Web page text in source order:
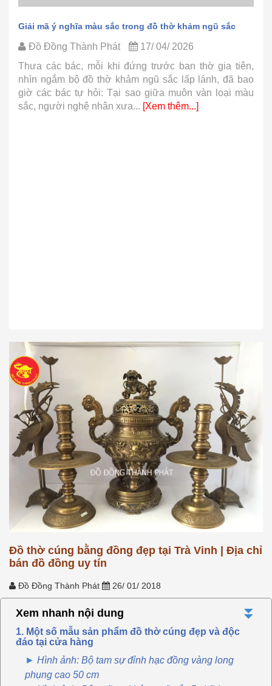
Giải mã ý nghĩa màu sắc trong đồ thờ khảm ngũ sắc
Đồ Đồng Thành Phát
17/ 04/ 2026
Thưa các bác, mỗi khi đứng trước ban thờ gia tiên,
nhìn ngắm bộ đồ thờ khảm ngũ sắc lấp lánh, đã bao
giờ các bác tự hỏi: Tại sao giữa muôn vàn loại màu
sắc, người nghệ nhân xưa... [Xem thêm...]
Đồ thờ cúng bằng đồng đẹp tại Trà Vinh | Địa chỉ
bán đồ đồng uy tín
Đồ Đồng Thành Phát 26/ 01/ 2018
Xem nhanh nội dung ⏬
1. Một số mẫu sản phẩm đồ thờ cúng đẹp và độc
đáo tại cửa hàng
Hình ảnh: Bộ tam sự đỉnh hạc đồng vàng long
phụng cao 50 cm